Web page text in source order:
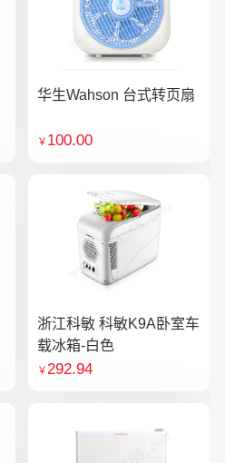
华生Wahson 台式转页扇
￥ 100.00
浙江科敏 科敏K9A卧室车
载冰箱-白色
￥292.94